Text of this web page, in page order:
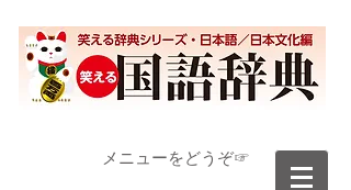
​メニューをどうぞ☞